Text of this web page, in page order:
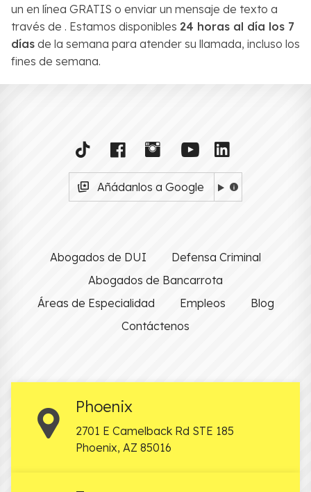
un en línea GRATIS o enviar un mensaje de texto a
través de . Estamos disponibles 24 horas al día los 7
días de la semana para atender su llamada, incluso los
fines de semana.
Añádanlos a Google
Abogados de DUI
Defensa Criminal
Abogados de Bancarrota
Áreas de Especialidad
Empleos
Blog
Contáctenos
Phoenix
2701 E Camelback Rd STE 185
Phoenix, AZ 85016